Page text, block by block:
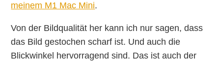
meinem M1 Mac Mini.
Von der Bildqualität her kann ich nur sagen, dass
das Bild gestochen scharf ist. Und auch die
Blickwinkel hervorragend sind. Das ist auch der